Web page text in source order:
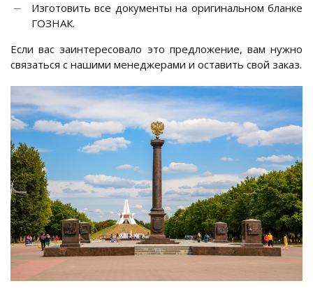
Изготовить все документы на оригинальном бланке
ГОЗНАК.
Если вас заинтересовало это предложение, вам нужно
связаться с нашими менеджерами и оставить свой заказ.